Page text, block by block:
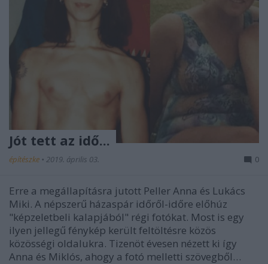
Jót tett az idő...
építészke • 2019. április 03. 0
Erre a megállapításra jutott Peller Anna és Lukács
Miki. A népszerű házaspár időről-időre előhúz
"képzeletbeli kalapjából" régi fotókat. Most is egy
ilyen jellegű fénykép került feltöltésre közös
közösségi oldalukra. Tizenöt évesen nézett ki így
Anna és Miklós, ahogy a fotó melletti szövegből…